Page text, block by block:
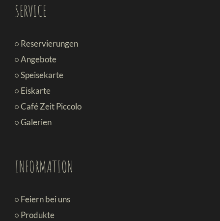
SERVICE
Reservierungen
Angebote
Speisekarte
Eiskarte
Café Zeit Piccolo
Galerien
INFORMATION
Feiern bei uns
Produkte